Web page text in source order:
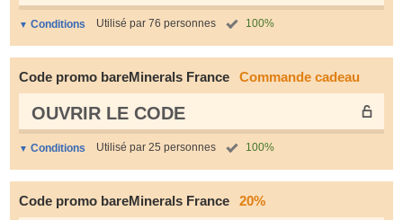
Conditions Utilisé par 76 personnes 100%
Code promo bareMinerals France Commande cadeau
OUVRIR LE СODE
Conditions Utilisé par 25 personnes 100%
Code promo bareMinerals France 20%